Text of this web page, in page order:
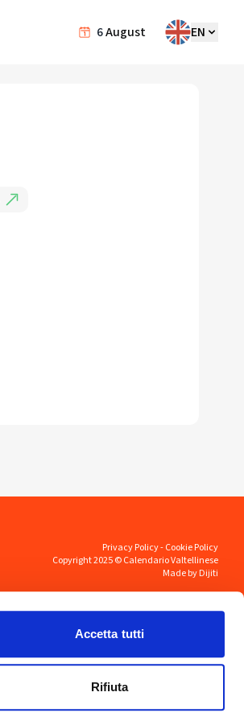
Accetta tutti
Rifiuta
6August EN
Privacy Policy-Cookie Policy
Copyright 2025 © Calendario Valtellinese
Made by Dijiti